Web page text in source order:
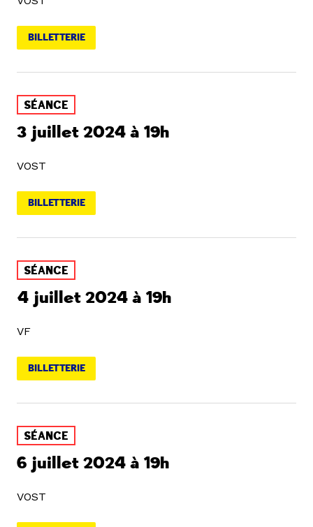
BILLETTERIE
SÉANCE
3 juillet 2024 à 19h
VOST
BILLETTERIE
SÉANCE
4 juillet 2024 à 19h
VF
BILLETTERIE
SÉANCE
6 juillet 2024 à 19h
VOST